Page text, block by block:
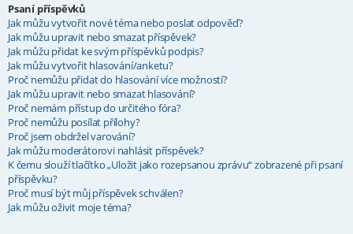
Psaní příspěvků
Jak můžu vytvořit nové téma nebo poslat odpověď?
Jak můžu upravit nebo smazat příspěvek?
Jak můžu přidat ke svým příspěvků podpis?
Jak můžu vytvořit hlasování/anketu?
Proč nemůžu přidat do hlasování více možností?
Jak můžu upravit nebo smazat hlasování?
Proč nemám přístup do určitého fóra?
Proč nemůžu posílat přílohy?
Proč jsem obdržel varování?
Jak můžu moderátorovi nahlásit příspěvek?
K čemu slouží tlačítko „Uložit jako rozepsanou zprávu“ zobrazené při psaní
příspěvku?
Proč musí být můj příspěvek schválen?
Jak můžu oživit moje téma?